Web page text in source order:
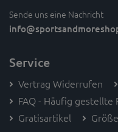
Sende uns eine Nachricht
info
Service
Vertrag Widerrufen
FAQ - Häufig gestellte
Gratisartikel